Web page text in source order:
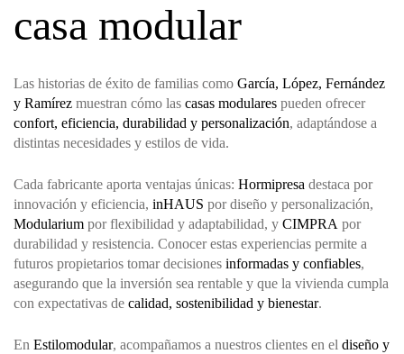
casa modular
Las historias de éxito de familias como García, López, Fernández
y Ramírez muestran cómo las casas modulares pueden ofrecer
confort, eficiencia, durabilidad y personalización, adaptándose a
distintas necesidades y estilos de vida.
Cada fabricante aporta ventajas únicas: Hormipresa destaca por
innovación y eficiencia, inHAUS por diseño y personalización,
Modularium por flexibilidad y adaptabilidad, y CIMPRA por
durabilidad y resistencia. Conocer estas experiencias permite a
futuros propietarios tomar decisiones informadas y confiables,
asegurando que la inversión sea rentable y que la vivienda cumpla
con expectativas de calidad, sostenibilidad y bienestar.
En Estilomodular, acompañamos a nuestros clientes en el diseño y